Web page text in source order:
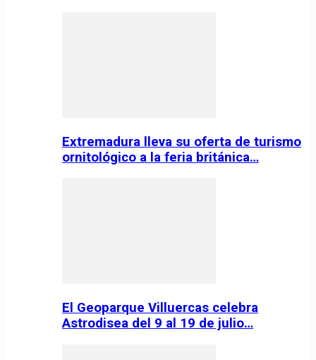
Extremadura lleva su oferta de turismo
ornitológico a la feria británica…
El Geoparque Villuercas celebra
Astrodisea del 9 al 19 de julio…